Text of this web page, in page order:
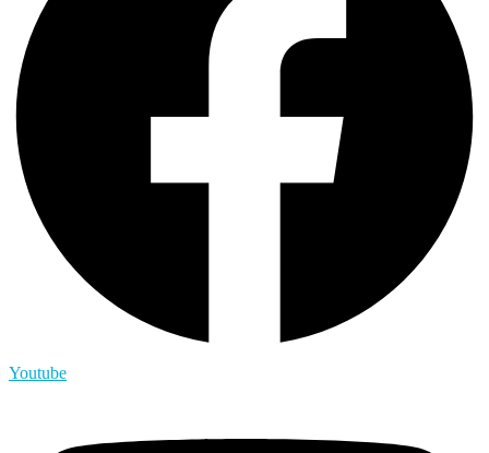
Youtube